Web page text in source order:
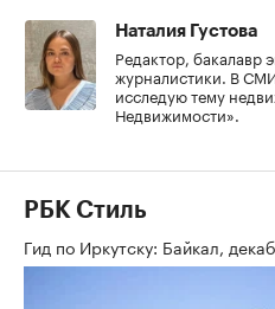
Наталия Густова
Редактор, бакалавр
журналистики. В
исследую тему
Недвижимости».
РБК Стиль
Гид по Иркутску: Байкал,